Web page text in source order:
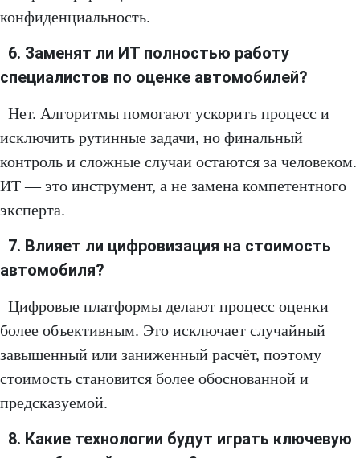
конфиденциальность.
6. Заменят ли ИТ полностью работу
специалистов по оценке автомобилей?
Нет. Алгоритмы помогают ускорить процесс и
исключить рутинные задачи, но финальный
контроль и сложные случаи остаются за человеком.
ИТ — это инструмент, а не замена компетентного
эксперта.
7. Влияет ли цифровизация на стоимость
автомобиля?
Цифровые платформы делают процесс оценки
более объективным. Это исключает случайный
завышенный или заниженный расчёт, поэтому
стоимость становится более обоснованной и
предсказуемой.
8. Какие технологии будут играть ключевую